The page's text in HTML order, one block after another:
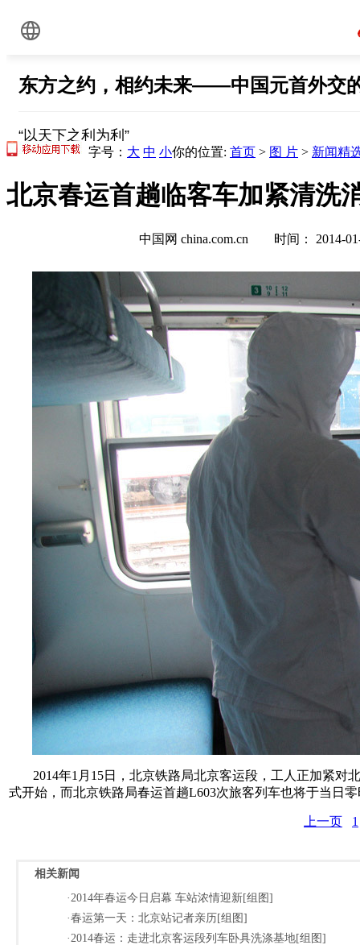
字号： 大 中 小你的位置: 首页 > 图 片 > 新闻精
北京春运首趟临客车加紧清洗
中国网 china.com.cn 时间：
2014年1月15日，北京铁路局北京客运段，工人正加紧对
式开始，而北京铁路局春运首趟L603次旅客列车也将于当日
上一页 1
相关新闻
·2014年春运今日启幕 车站浓情迎新[组图]
·春运第一天：北京站记者亲历[组图]
·2014春运：走进北京客运段列车卧具洗涤基地[组图]